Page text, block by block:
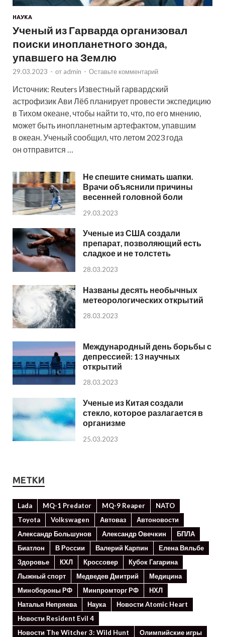
НАУКА
Ученый из Гарварда организовал
поиски инопланетного зонда,
упавшего на Землю
29.03.2023 - от admin - Оставьте комментарий
Источник: Reuters Известный гарвардский
астрофизик Ави Лёб планирует провести экспедицию
в Тихом океане, чтобы найти то, что, по его мнению,
может быть инопланетным артефактом, упавшим
в океан. Ученый сообщил, что летом 2023 года
он отправится …
Не спешите снимать шапки.
Врачи объяснили причины
весенней головной боли
29.03.2023
Ученые из США создали
препарат, позволяющий есть
сладкое и не толстеть
28.03.2023
Названы десять необычных
метеорологических открытий
28.03.2023
Международный день борьбы с
депрессией: 13 научных
открытий
28.03.2023
Ученые из Китая создали
стекло, которое разлагается в
организме
25.03.2023
МЕТКИ
Lada MQ-1 Predator MQ-9 Reaper
NATO
Toyota
Volkswagen Автоваз
Автоновости
Александр Большунов
Александр Овечкин
БПЛА
Биатлон
В России Валерий Карпин
Елена Вяльбе
Здоровье
КХЛ Кроссовер
Кубок Гагарина
Лыжный спорт
Медведев Дмитрий
Медицина
Минoбороны РФ
Минпромторг РФ
НХЛ
Наталья Непряева
Наука
Новости Atomic Heart
Новости Resident Evil 4
Новости The Witcher 3: Wild Hunt
Олимпийские игры